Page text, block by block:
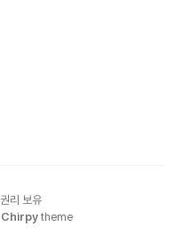
권리 보유
Chirpy theme